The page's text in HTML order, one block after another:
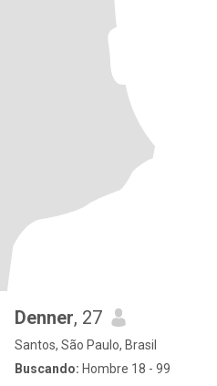
Denner, 27
Santos, São Paulo, Brasil
Buscando: Hombre 18 - 99